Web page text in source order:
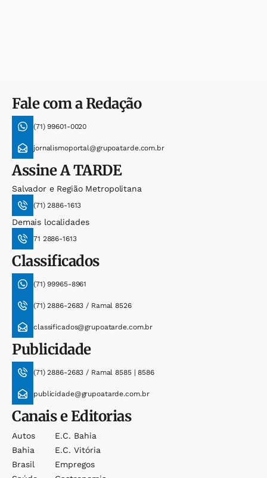
Fale com a Redação
(71) 99601-0020
jornalismoportal@grupoatarde.com.br
AssineA TARDE
Salvador e Região Metropolitana
(71) 2886-1613
Demais localidades
71 2886-1613
Classificados
(71) 99965-8961
(71) 2886-2683 / Ramal 8526
classificados@grupoatarde.com.br
Publicidade
(71) 2886-2683 / Ramal 8585 | 8586
publicidade@grupoatarde.com.br
Canais e Editorias
Autos
Bahia
Brasil
E.c. Bahia
E.c. Vitória
Empregos